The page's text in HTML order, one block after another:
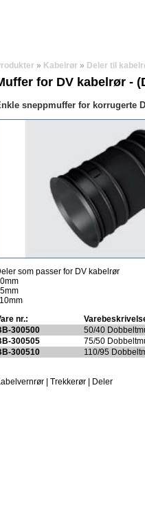
» Kabelrør » Deler til
for DV kabelrør -
sneppmuffer for korrugerte
som passer for DV kabelrør
nr.:
300500
50/40
300505
75/50
300510
110/95
| Trekkerør | Deler